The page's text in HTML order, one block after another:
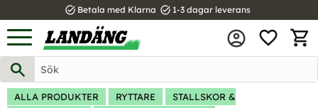
Meny
task_alt Betala med Klarna task_alt 1-3 dagar leverans
ALLA PRODUKTER RYTTARE
STALLSKOR &